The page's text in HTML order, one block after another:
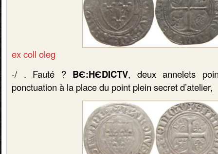
ex coll oleg
-/ . Fauté ? BЄ:HЄDICTV, deux annelets
ponctuation à la place du point plein secret d’atelier,